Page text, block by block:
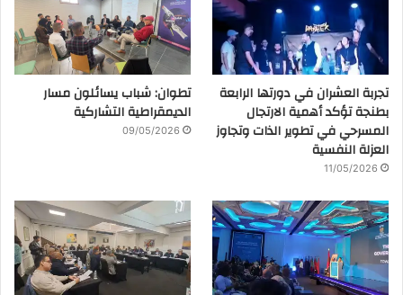
تجربة العشران في دورتها الرابعة
بطنجة تؤكد أهمية الارتجال
المسرحي في تطوير الذات وتجاوز
العزلة النفسية
11/05/2026
تطوان: شباب يسائلون مسار
الديمقراطية التشاركية
09/05/2026